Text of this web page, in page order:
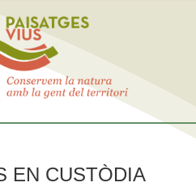
EN CUSTÒDIA